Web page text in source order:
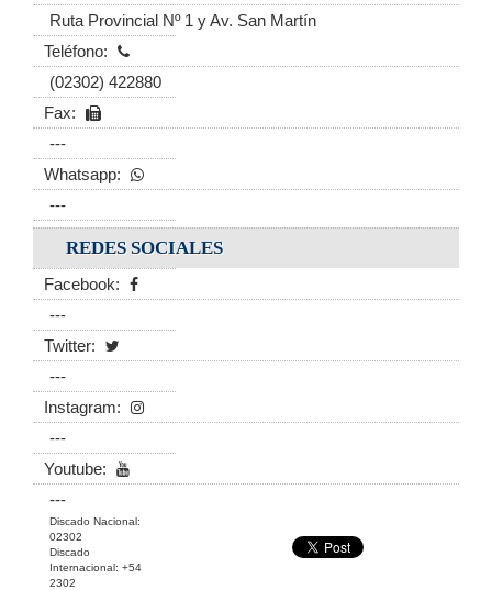
Ruta Provincial Nº 1 y Av. San Martín
Teléfono:
(02302) 422880
Fax:
---
Whatsapp:
---
REDES SOCIALES
Facebook:
---
Twitter:
---
Instagram:
---
Youtube:
---
Discado Nacional:
02302
Discado
Internacional: +54
2302